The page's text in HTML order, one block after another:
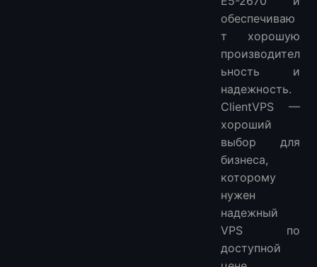
обеспечиваю
т хорошую
производител
ьность и
надежность.
ClientVPS —
хороший
выбор для
бизнеса,
которому
нужен
надежный
VPS по
доступной